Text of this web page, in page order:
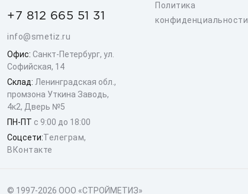
+7 812 665 51 31
info@smetiz.ru
Офис: Санкт-Петербург, ул.
Софийская, 14
Склад: Ленинградская обл.,
промзона Уткина Заводь,
4к2, Дверь №5
ПН-ПТ с 9:00 до 18:00
Соцсети:Телеграм,
ВКонтакте
Политика
конфиденциальности
© 1997-2026 ООО «СТРОЙМЕТИЗ»